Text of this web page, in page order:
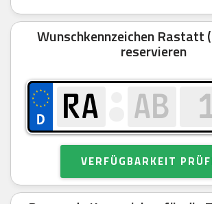
Wunschkennzeichen Rastatt
reservieren
VERFÜGBARKEIT